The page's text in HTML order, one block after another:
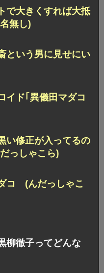
で大きくすれば大抵
無し)
という男に見せにい
イド｢異儀田マダコ
い修正が入ってるの
っしゃこら)
コ (んだっしゃこ
柳徹子ってどんな